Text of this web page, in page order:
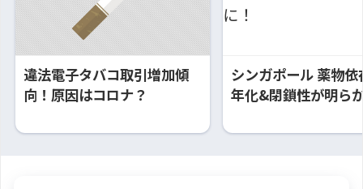
違法電子タバコ取引増加傾
向！原因はコロナ？
シンガポール 薬物依
年化&閉鎖性が明ら